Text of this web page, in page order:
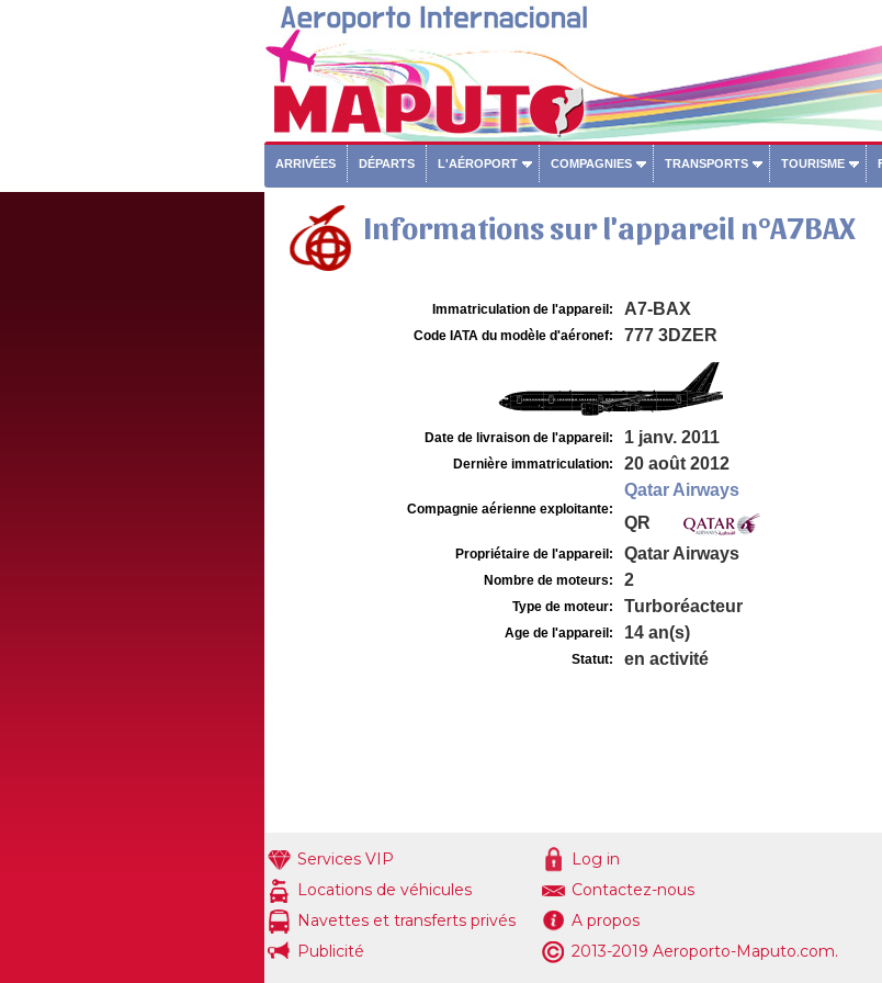
ARRIVÉES DÉPARTS L'AÉROPORT COMPAGNIES TRANSPORTS TOURISME
Informations sur l'appareil n°A7BAX
Immatriculation de l'appareil: A7-BAX
Code IATA du modèle d'aéronef: 777 3DZER
Date de livraison de l'appareil: 1 janv. 2011
Dernière immatriculation: 20 août 2012
Compagnie aérienne exploitante:
Qatar Airways
QR
Propriétaire de l'appareil: Qatar Airways
Nombre de moteurs: 2
Type de moteur: Turboréacteur
Age de l'appareil: 14 an(s)
Statut: en activité
Services VIP
Locations de véhicules
Navettes et transferts privés
Publicité
Log in
Contactez-nous
A propos
2013-2019 Aeroporto-Maputo.com.